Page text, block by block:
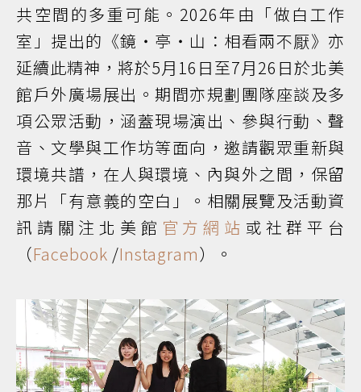
共空間的多重可能。2026年由「做白工作
室」提出的《鏡・亭・山：相看兩不厭》亦
延續此精神，將於5月16日至7月26日於北美
館戶外廣場展出。期間亦規劃團隊座談及多
項公眾活動，涵蓋現場演出、參與行動、聲
音、文學與工作坊等面向，邀請觀眾重新與
環境共譜，在人與環境、內與外之間，保留
那片「有意義的空白」。相關展覽及活動資
訊請關注北美館 官方網站 或社群平台
（Facebook /Instagram）。